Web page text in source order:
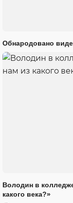
Обнародовано
Володин в
какого века?»